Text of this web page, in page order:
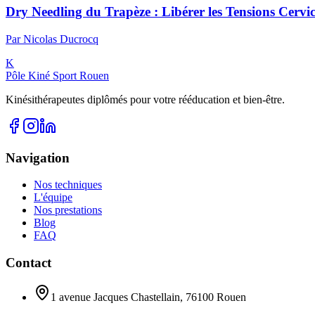
Dry Needling du Trapèze : Libérer les Tensions
ParNicolas Ducrocq
K
Pôle Kiné Sport Rouen
Kinésithérapeutes diplômés pour votre rééducation et bien-être.
Navigation
Nos techniques
L'équipe
Nos prestations
Blog
FAQ
Contact
1 avenue Jacques Chastellain, 76100 Rouen